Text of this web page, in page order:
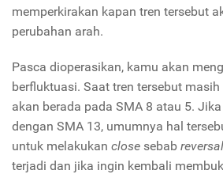
memperkirakan kapan tren tersebut
perubahan arah.
Pasca dioperasikan, kamu akan
berfluktuasi. Saat tren tersebut
akan berada pada SMA 8 atau 5.
dengan SMA 13, umumnya hal
untuk melakukan close sebab reversal
terjadi dan jika ingin kembali